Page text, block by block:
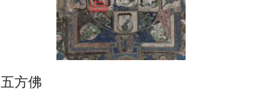
五方佛